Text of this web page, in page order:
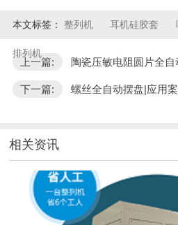
本文标签： 整列机 耳机硅胶套
排列机
上一篇: 陶瓷压敏电阻圆片全自
下一篇: 螺丝全自动摆盘|应用
相关资讯